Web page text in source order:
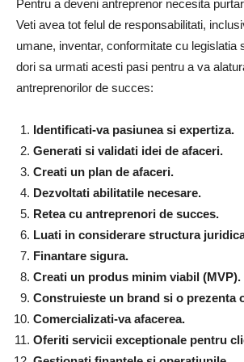
Pentru a deveni antreprenor necesita
Veti avea tot felul de responsabilitati,
umane, inventar, conformitate cu legislatia
dori sa urmati acesti pasi pentru a va
antreprenorilor de succes:
Identificati-va pasiunea si expertiza.
Generati si validati idei de afaceri.
Creati un plan de afaceri.
Dezvoltati abilitatile necesare.
Retea cu antreprenori de succes.
Luati in considerare structura
Finantare sigura.
Creati un produs minim viabil (MVP).
Construieste un brand si o prezenta
Comercializati-va afacerea.
Oferiti servicii exceptionale pentru